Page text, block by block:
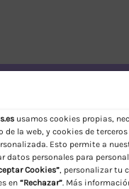
usamos cookies propias,
la web, y cookies de
Esto permite a
datos personales para
Cookies”, personalizar tu
en “Rechazar”. Más
Envío Discreto